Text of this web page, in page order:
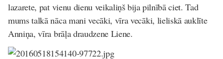
lazarete, pat vienu dienu veikaliņš bija pilnībā ciet. Tad
mums talkā nāca mani vecāki, vīra vecāki, lieliskā auklīte
Anniņa, vīra brāļa draudzene Liene.